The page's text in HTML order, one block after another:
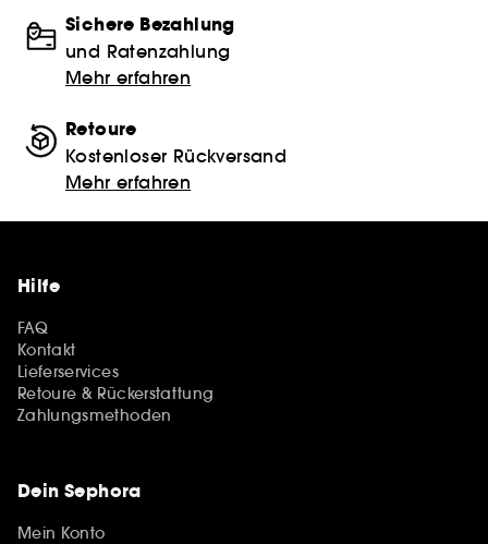
Sichere Bezahlung
und Ratenzahlung
Mehr erfahren
Retoure
Kostenloser Rückversand
Mehr erfahren
Hilfe
FAQ
Kontakt
Lieferservices
Retoure & Rückerstattung
Zahlungsmethoden
Dein Sephora
Mein Konto